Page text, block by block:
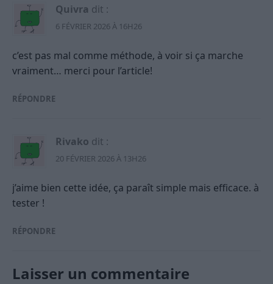
Quivra dit :
6 FÉVRIER 2026 À 16H26
c’est pas mal comme méthode, à voir si ça marche
vraiment… merci pour l’article!
RÉPONDRE
Rivako dit :
20 FÉVRIER 2026 À 13H26
j’aime bien cette idée, ça paraît simple mais efficace. à
tester !
RÉPONDRE
Laisser un commentaire